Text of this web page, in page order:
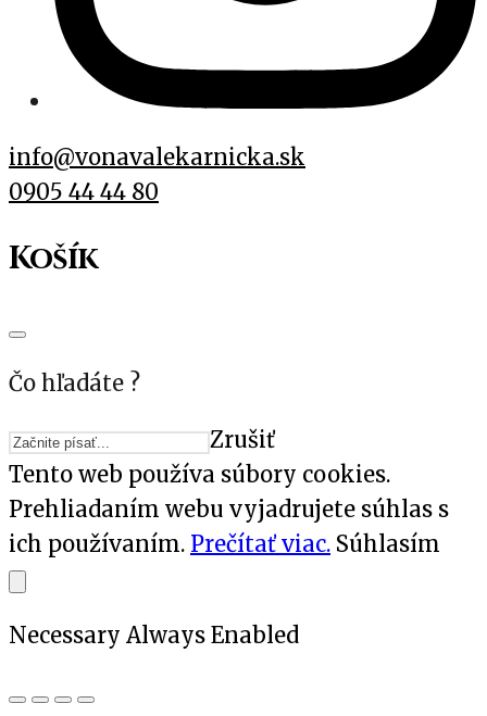
info@vonavalekarnicka.sk
0905 44 44 80
Košík
Čo hľadáte ?
Zrušiť
Tento web používa súbory cookies.
Prehliadaním webu vyjadrujete súhlas s
ich používaním. Prečítať viac. Súhlasím
Necessary Always Enabled